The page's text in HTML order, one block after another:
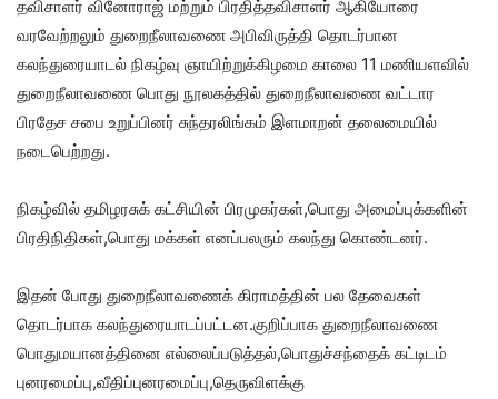
தவிசாளர் வினோராஜ் மற்றும் பிரதித்தவிசாளர் ஆகியோரை
வரவேற்றலும் துறைநீலாவணை அபிவிருத்தி தொடர்பான
கலந்துரையாடல் நிகழ்வு ஞாயிற்றுக்கிழமை காலை 11 மணியளவில்
துறைநீலாவணை பொது நூலகத்தில் துறைநீலாவணை வட்டார
பிரதேச சபை உறுப்பினர் சுந்தரலிங்கம் இளமாறன் தலைமையில்
நடைபெற்றது.
நிகழ்வில் தமிழரசுக் கட்சியின் பிரமுகர்கள்,பொது அமைப்புக்களின்
பிரதிநிதிகள்,பொது மக்கள் எனப்பலரும் கலந்து கொண்டனர்.
இதன் போது துறைநீலாவணைக் கிராமத்தின் பல தேவைகள்
தொடர்பாக கலந்துரையாடப்பட்டன.குறிப்பாக துறைநீலாவணை
பொதுமயானத்தினை எல்லைப்படுத்தல்,பொதுச்சந்தைக் கட்டிடம்
புனரமைப்பு,வீதிப்புனரமைப்பு,தெருவிளக்கு